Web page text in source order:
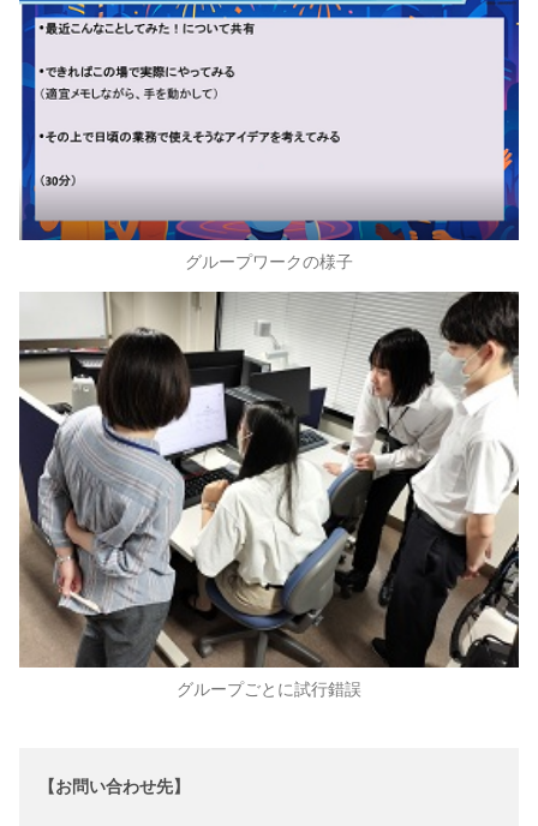
グループワークの様子
グループごとに試行錯誤
【お問い合わせ先】